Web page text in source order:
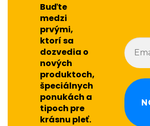
Buďte
medzi
prvými,
ktorí sa
dozvedia o
nových
produktoch,
špeciálnych
ponukách a
tipoch pre
krásnu pleť.